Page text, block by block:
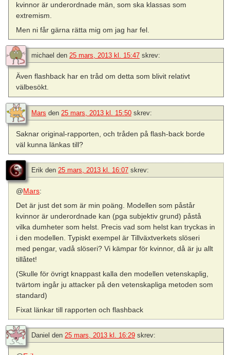
kvinnor är underordnade män, som ska klassas som
extremism.
Men ni får gärna rätta mig om jag har fel.
michael den 25 mars, 2013 kl. 15:47 skrev:
Även flashback har en tråd om detta som blivit relativt
välbesökt.
Mars den 25 mars, 2013 kl. 15:50 skrev:
Saknar original-rapporten, och tråden på flash-back borde
väl kunna länkas till?
Erik den 25 mars, 2013 kl. 16:07 skrev:
@Mars:
Det är just det som är min poäng. Modellen som påstår
kvinnor är underordnade kan (pga subjektiv grund) påstå
vilka dumheter som helst. Precis vad som helst kan tryckas in
i den modellen. Typiskt exempel är Tillväxtverkets slöseri
med pengar, vadå slöseri? Vi kämpar för kvinnor, då är ju allt
tillåtet!
(Skulle för övrigt knappast kalla den modellen vetenskaplig,
tvärtom ingår ju attacker på den vetenskapliga metoden som
standard)
Fixat länkar till rapporten och flashback
Daniel den 25 mars, 2013 kl. 16:29 skrev: